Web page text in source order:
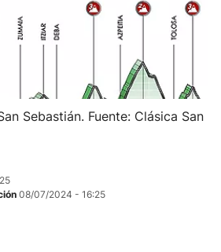
Sebastián. Fuente: Clásica San
08/07/2024 - 16:25